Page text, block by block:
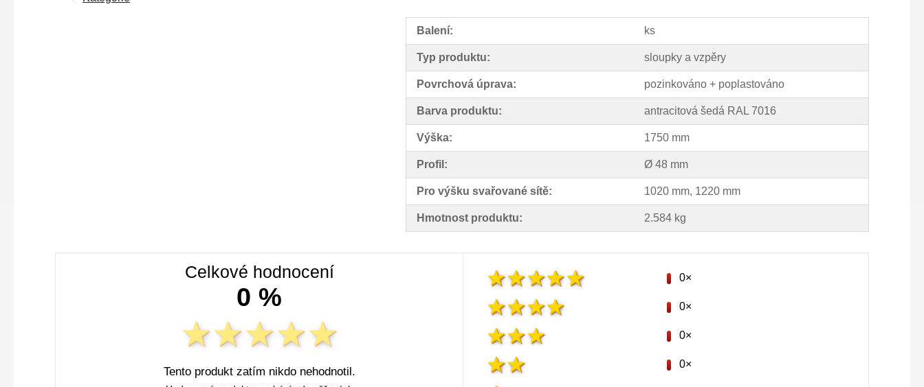
Balení: ks
Typ produktu: sloupky a vzpěry
Povrchová úprava: pozinkováno + poplastováno
Barva produktu: antracitová šedá RAL 7016
Výška: 1750 mm
Profil: Ø 48 mm
Pro výšku svařované sítě: 1020 mm, 1220 mm
Hmotnost produktu: 2.584 kg
Celkové hodnocení
0 %
Tento produkt zatím nikdo nehodnotil.
0×
0×
0×
0×